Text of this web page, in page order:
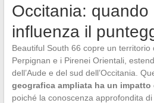
Occitania: quando
influenza il
Beautiful South 66 copre un
Perpignan e i Pirenei Orientali,
dell’Aude e del sud dell’Occitania.
geografica ampliata ha un
poiché la conoscenza approfondita